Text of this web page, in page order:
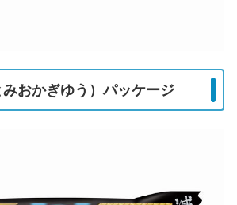
おかぎゆう）パッケージ